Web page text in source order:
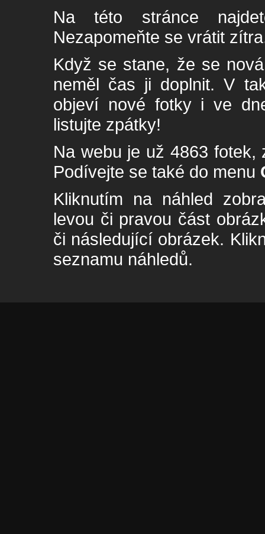
Na této stránce
Nezapomeňte se vrátit
Když se stane, že se
neměl čas ji doplnit. V
objeví nové fotky i ve
listujte zpátky!
Na webu je už 4863
Podívejte se také do menu
Kliknutím na náhled
levou či pravou část
či následující obrázek.
seznamu náhledů.